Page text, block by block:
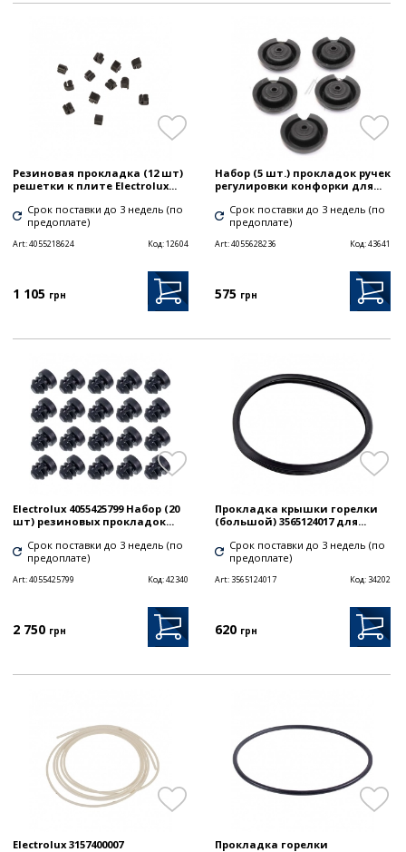
Резиновая прокладка (12 шт)
решетки к плите Electrolux...
Срок поставки до 3 недель (по
предоплате)
Art:4055218624 Код:12604
1 105 грн
Набор (5 шт.) прокладок ручек
регулировки конфорки для...
Срок поставки до 3 недель (по
предоплате)
Art:4055628236 Код:43641
575 грн
Electrolux 4055425799 Набор (20
шт) резиновых прокладок...
Срок поставки до 3 недель (по
предоплате)
Art:4055425799 Код:42340
2 750 грн
Прокладка крышки горелки
(большой) 3565124017 для...
Срок поставки до 3 недель (по
предоплате)
Art: 3565124017 Код: 34202
620 грн
Electrolux 3157400007
Прокладка горелки